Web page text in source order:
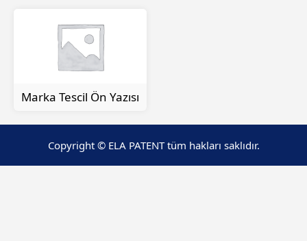
Marka Tescil Ön Yazısı
Copyright © ELA PATENT tüm hakları saklıdır.